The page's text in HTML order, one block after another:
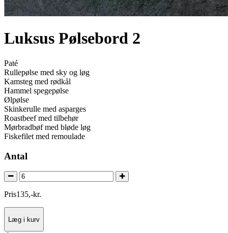
Luksus Pølsebord 2
Paté
Rullepølse med sky og løg
Kamsteg med rødkål
Hammel spegepølse
Ølpølse
Skinkerulle med asparges
Roastbeef med tilbehør
Mørbradbøf med bløde løg
Fiskefilet med remoulade
Antal
Pris135,-kr.
Læg i kurv